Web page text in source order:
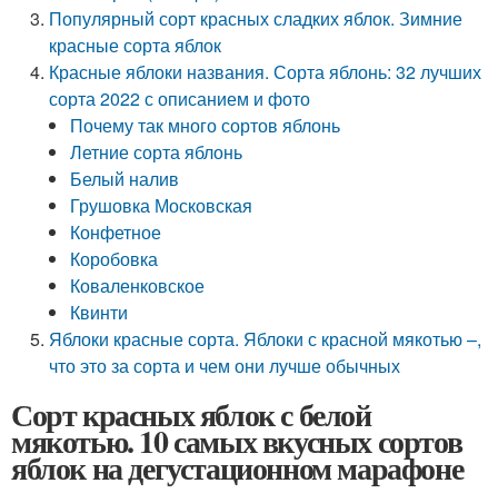
Популярный сорт красных сладких яблок. Зимние
красные сорта яблок
Красные яблоки названия. Сорта яблонь: 32 лучших
сорта 2022 с описанием и фото
Почему так много сортов яблонь
Летние сорта яблонь
Белый налив
Грушовка Московская
Конфетное
Коробовка
Коваленковское
Квинти
Яблоки красные сорта. Яблоки с красной мякотью –,
что это за сорта и чем они лучше обычных
Сорт красных яблок с белой
мякотью. 10 самых вкусных сортов
яблок на дегустационном марафоне